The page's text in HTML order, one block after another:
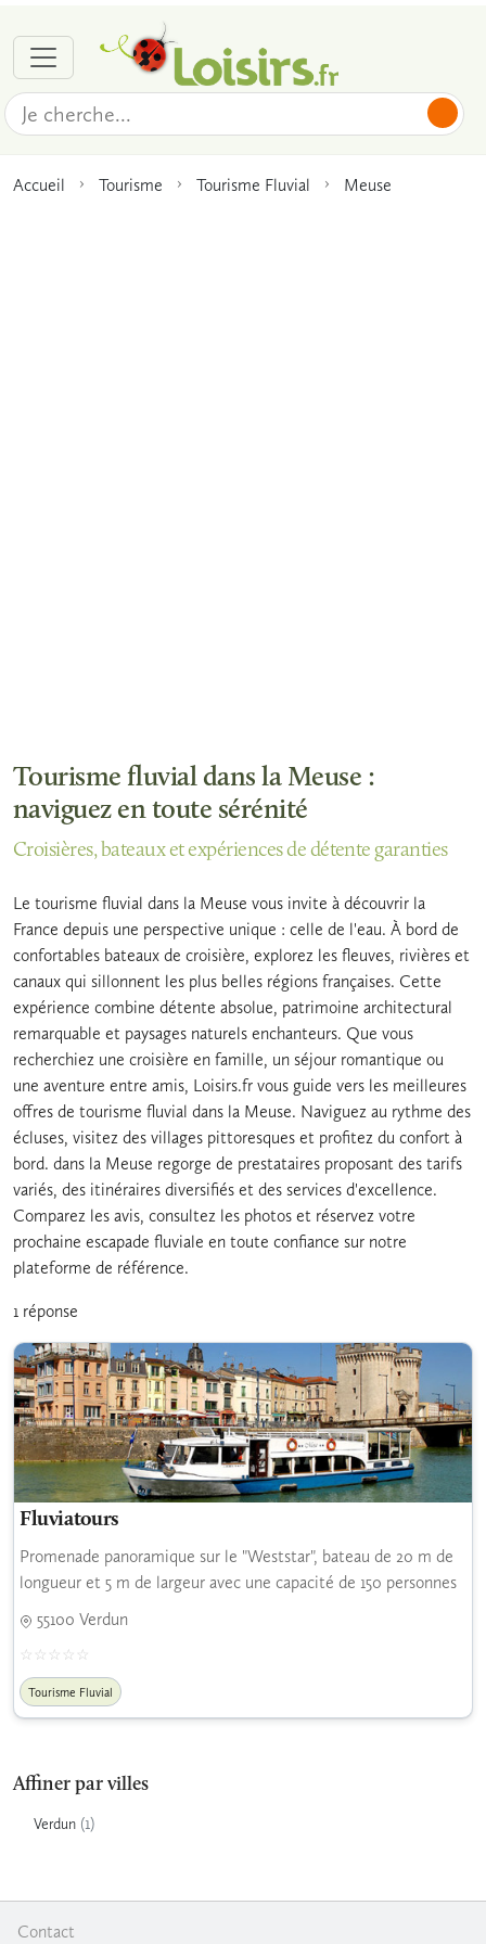
Accueil Tourisme Tourisme Fluvial Meuse
Affiner par villes
Verdun (1)
Tourisme fluvial dans la Meuse :
naviguez en toute sérénité
Croisières, bateaux et expériences de détente garanties
Le tourisme fluvial dans la Meuse vous invite à découvrir la
France depuis une perspective unique : celle de l'eau. À bord de
confortables bateaux de croisière, explorez les fleuves, rivières et
canaux qui sillonnent les plus belles régions françaises. Cette
expérience combine détente absolue, patrimoine architectural
remarquable et paysages naturels enchanteurs. Que vous
recherchiez une croisière en famille, un séjour romantique ou
une aventure entre amis, Loisirs.fr vous guide vers les meilleures
offres de tourisme fluvial dans la Meuse. Naviguez au rythme des
écluses, visitez des villages pittoresques et profitez du confort à
bord. dans la Meuse regorge de prestataires proposant des tarifs
variés, des itinéraires diversifiés et des services d'excellence.
Comparez les avis, consultez les photos et réservez votre
prochaine escapade fluviale en toute confiance sur notre
plateforme de référence.
1 réponse
Fluviatours
Promenade panoramique sur le "Weststar", bateau de 20 m de
longueur et 5 m de largeur avec une capacité de 150 personnes
55100 Verdun
Tourisme Fluvial
Contact